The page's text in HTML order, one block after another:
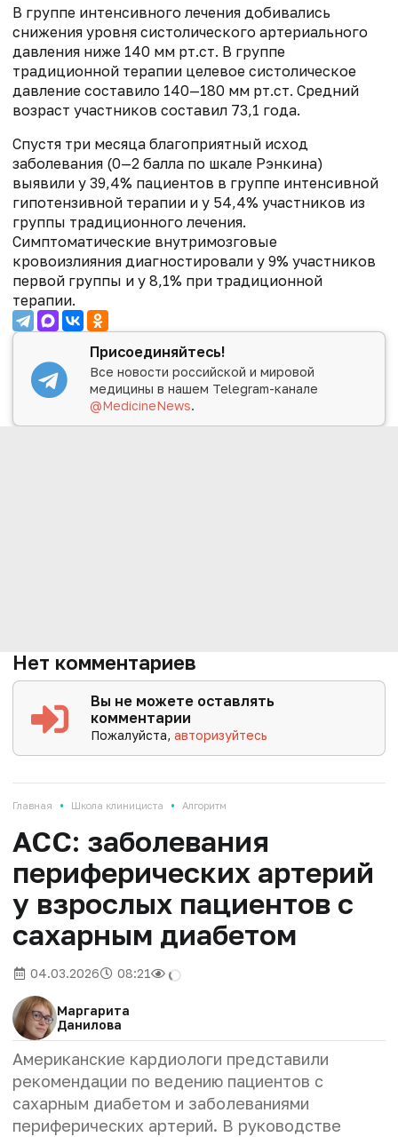
В группе интенсивного лечения добивались
снижения уровня систолического артериального
давления ниже 140 мм рт.ст. В группе
традиционной терапии целевое систолическое
давление составило 140—180 мм рт.ст. Средний
возраст участников составил 73,1 года.
Спустя три месяца благоприятный исход
заболевания (0—2 балла по шкале Рэнкина)
выявили у 39,4% пациентов в группе интенсивной
гипотензивной терапии и у 54,4% участников из
группы традиционного лечения.
Симптоматические внутримозговые
кровоизлияния диагностировали у 9% участников
первой группы и у 8,1% при традиционной
терапии.
Присоединяйтесь!
Все новости российской и мировой
медицины в нашем Telegram-канале
@MedicineNews.
Нет комментариев
Вы не можете оставлять
комментарии
Пожалуйста,авторизуйтесь
Главная • Школа клинициста • Алгоритм
ACC: заболевания
периферических артерий
у взрослых пациентов с
сахарным диабетом
04.03.2026 08:21
Маргарита
Данилова
Американские кардиологи представили
рекомендации по ведению пациентов с
сахарным диабетом и заболеваниями
периферических артерий. В руководстве